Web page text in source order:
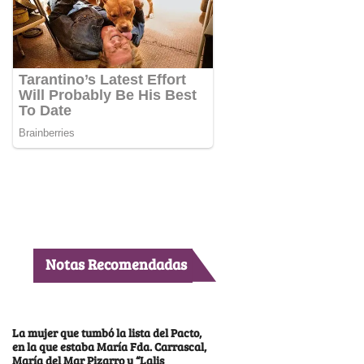
Notas Recomendadas
La mujer que tumbó la lista del Pacto,
en la que estaba María Fda. Carrascal,
María del Mar Pizarro y “Lalis